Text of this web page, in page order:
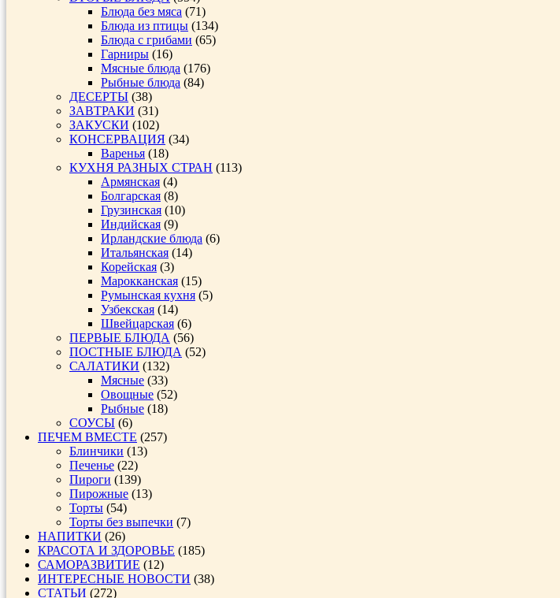
Блюда без мяса (71)
Блюда из птицы (134)
Блюда с грибами (65)
Гарниры (16)
Мясные блюда (176)
Рыбные блюда (84)
ДЕСЕРТЫ (38)
ЗАВТРАКИ (31)
ЗАКУСКИ (102)
КОНСЕРВАЦИЯ (34)
Варенья (18)
КУХНЯ РАЗНЫХ СТРАН (113)
Армянская (4)
Болгарская (8)
Грузинская (10)
Индийская (9)
Ирландские блюда (6)
Итальянская (14)
Корейская (3)
Марокканская (15)
Румынская кухня (5)
Узбекская (14)
Швейцарская (6)
ПЕРВЫЕ БЛЮДА (56)
ПОСТНЫЕ БЛЮДА (52)
САЛАТИКИ (132)
Мясные (33)
Овощные (52)
Рыбные (18)
СОУСЫ (6)
ПЕЧЕМ ВМЕСТЕ (257)
Блинчики (13)
Печенье (22)
Пироги (139)
Пирожные (13)
Торты (54)
Торты без выпечки (7)
НАПИТКИ (26)
КРАСОТА И ЗДОРОВЬЕ (185)
САМОРАЗВИТИЕ (12)
ИНТЕРЕСНЫЕ НОВОСТИ (38)
СТАТЬИ (272)